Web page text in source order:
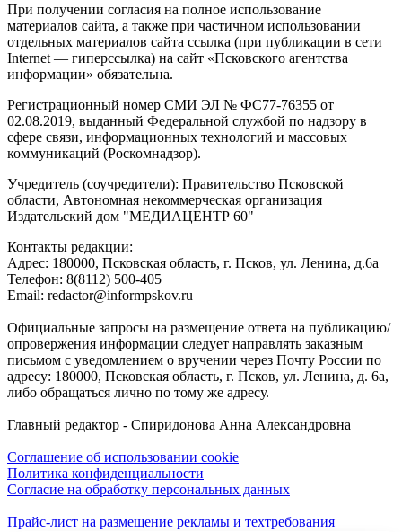
При получении согласия на полное использование
материалов сайта, а также при частичном использовании
отдельных материалов сайта ссылка (при публикации в сети
Internet — гиперссылка) на сайт «Псковского агентства
информации» обязательна.
Регистрационный номер СМИ ЭЛ № ФС77-76355 от
02.08.2019, выданный Федеральной службой по надзору в
сфере связи, информационных технологий и массовых
коммуникаций (Роскомнадзор).
Учредитель (соучредители): Правительство Псковской
области, Автономная некоммерческая организация
Издательский дом "МЕДИАЦЕНТР 60"
Контакты редакции:
Адреc: 180000, Псковская область, г. Псков, ул. Ленина, д.6а
Телефон: 8(8112) 500-405
Email: redactor@informpskov.ru
Официальные запросы на размещение ответа на публикацию/
опровержения информации следует направлять заказным
письмом с уведомлением о вручении через Почту России по
адресу: 180000, Псковская область, г. Псков, ул. Ленина, д. 6а,
либо обращаться лично по тому же адресу.
Главный редактор - Спиридонова Анна Александровна
Соглашение об использовании cookie
Политика конфиденциальности
Согласие на обработку персональных данных
Прайс-лист на размещение рекламы и техтребования